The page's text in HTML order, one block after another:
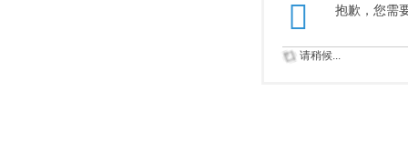
抱歉，您需
请稍候...